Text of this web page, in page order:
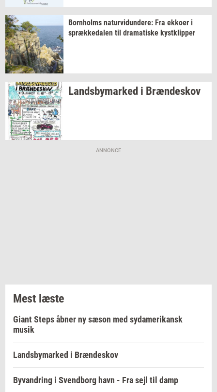
Born­holms na­tur­vi­dun­de­re: Fra ek­ko­er i
spræk­ke­da­len til dra­ma­ti­ske kyst­klip­per
Lands­by­mar­ked i Bræn­de­skov
ANNONCE
Mest læste
Giant Steps åbner ny sæson med sydamerikansk
musik
Landsbymarked i Brændeskov
Byvandring i Svendborg havn - Fra sejl til damp